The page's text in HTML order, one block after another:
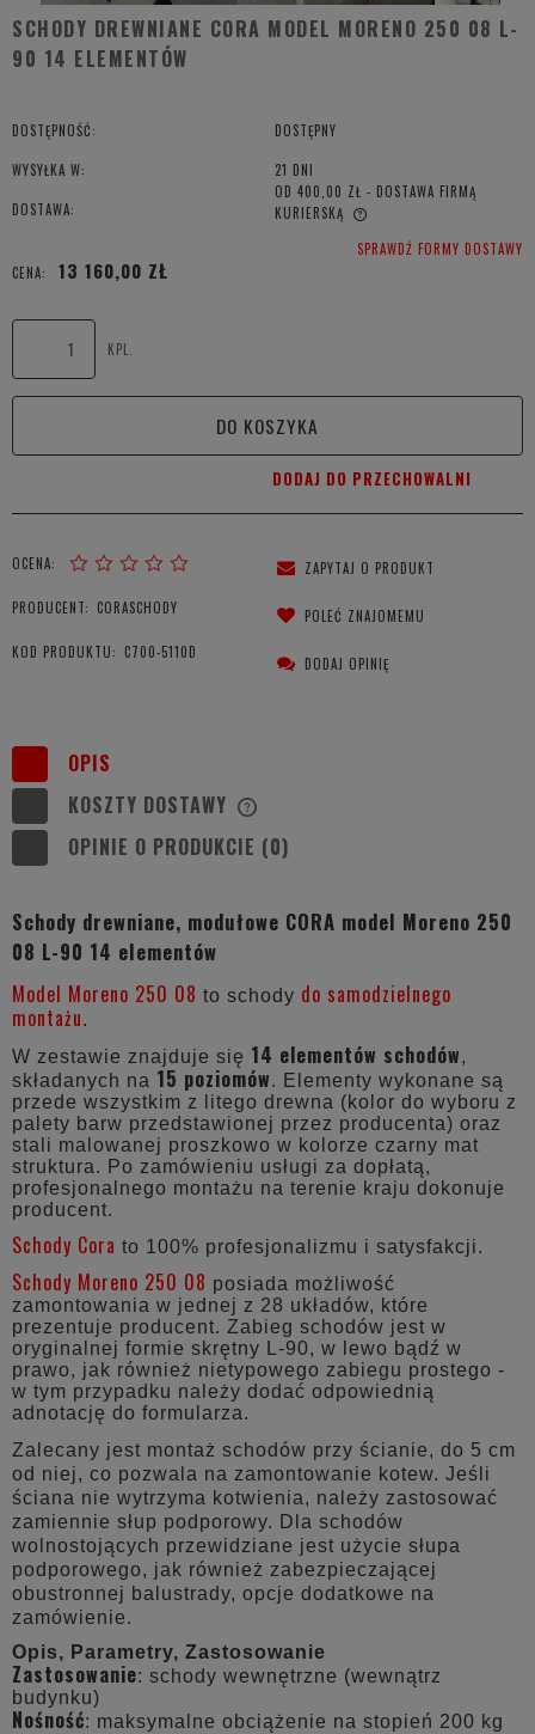
SCHODY DREWNIANE CORA MODEL MORENO 250 08 L-
90 14 ELEMENTÓW
DOSTĘPNOŚĆ: DOSTĘPNY
WYSYŁKA W: 21 DNI
DOSTAWA:
OD 400,00 ZŁ - DOSTAWA FIRMĄ
KURIERSKĄ
CENA NIE ZAWIERA EWENTUALNYCH KOSZTÓW PŁATNOŚCISPRAWDŹ FORMY DOSTAWY
CENA:
13 160,00 ZŁ
KPL.
DO KOSZYKA
DODAJ DO PRZECHOWALNI
OCENA:
PRODUCENT: CORASCHODY
KOD PRODUKTU: C700-5110D
ZAPYTAJ O PRODUKT
POLEĆ ZNAJOMEMU
DODAJ OPINIĘ
OPIS
KOSZTY DOSTAWY
KOSZTÓW PŁATNOŚCI
OPINIE O PRODUKCIE (0)
Schody drewniane, modułowe CORA model Moreno 250
08 L-90 14 elementów
Model Moreno 250 08 to schody do samodzielnego
montażu.
W zestawie znajduje się 14 elementów schodów,
składanych na 15 poziomów. Elementy wykonane są
przede wszystkim z litego drewna (kolor do wyboru z
palety barw przedstawionej przez producenta) oraz
stali malowanej proszkowo w kolorze czarny mat
struktura. Po zamówieniu usługi za dopłatą,
profesjonalnego montażu na terenie kraju dokonuje
producent.
Schody Cora to 100% profesjonalizmu i satysfakcji.
Schody Moreno 250 08 posiada możliwość
zamontowania w jednej z 28 układów, które
prezentuje producent. Zabieg schodów jest w
oryginalnej formie skrętny L-90, w lewo bądź w
prawo, jak również nietypowego zabiegu prostego -
w tym przypadku należy dodać odpowiednią
adnotację do formularza.
Zalecany jest montaż schodów przy ścianie, do 5 cm
od niej, co pozwala na zamontowanie kotew. Jeśli
ściana nie wytrzyma kotwienia, należy zastosować
zamiennie słup podporowy. Dla schodów
wolnostojących przewidziane jest użycie słupa
podporowego, jak również zabezpieczającej
obustronnej balustrady, opcje dodatkowe na
zamówienie.
Opis, Parametry, Zastosowanie
Zastosowanie: schody wewnętrzne (wewnątrz
budynku)
Nośność: maksymalne obciążenie na stopień 200 kg